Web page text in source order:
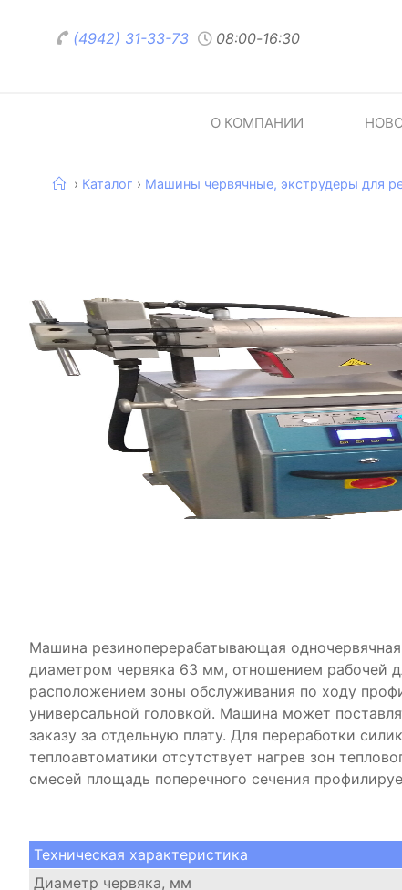
(4942) 31-33-73 08:00-16:30
О КОМПАНИИ
› Каталог › Машины червячные, экструдеры для
Машина резиноперерабатывающая
диаметром червяка 63 мм, отношением рабочей
расположением зоны обслуживания по ходу
универсальной головкой. Машина может
заказу за отдельную плату. Для переработки
теплоавтоматики отсутствует нагрев зон
смесей площадь поперечного сечения
Техническая характеристика
Диаметр червяка, мм